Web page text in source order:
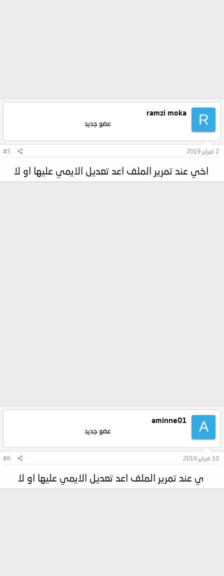
R
ramzi moka
عضو جديد
2 فبراير 2019 #5
اخي عند تمرير الملف اعد تعديل الايمي عليها او لا
A
aminne01
عضو جديد
10 فبراير 2019 #6
ي عند تمرير الملف اعد تعديل الايمي عليها او لا